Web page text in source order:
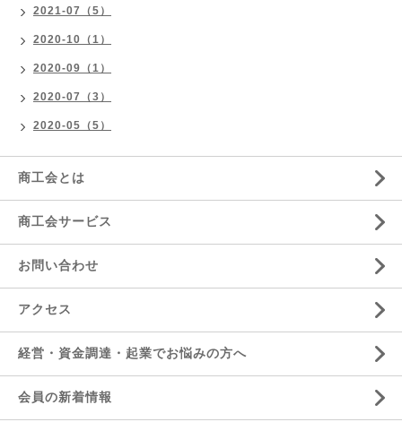
2021-07（5）
2020-10（1）
2020-09（1）
2020-07（3）
2020-05（5）
商工会とは
商工会サービス
お問い合わせ
アクセス
経営・資金調達・起業でお悩みの方へ
会員の新着情報